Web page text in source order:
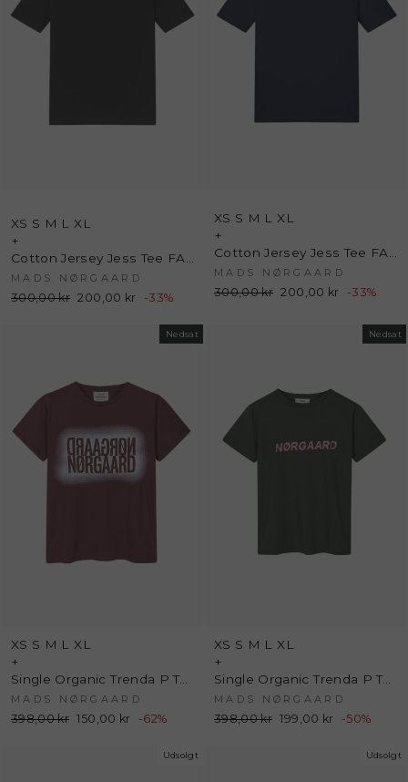
XS S M L XL
+
MADS NØRGAARD
Normalpris
300,00 kr Udsalgspris
200,00 kr -33%
XS S M L XL
+
MADS NØRGAARD
Normalpris
300,00 kr Udsalgspris
200,00 kr -33%
Nedsat
XS S M L XL
+
Single Organic Trenda P Tee - Sassafras - Mads Nørgaard
MADS NØRGAARD
Normalpris
398,00 kr Udsalgspris
150,00 kr -62%
Nedsat
XS S M L XL
+
Single Organic Trenda P Tee - Unexplored - Mads Nørgaard
MADS NØRGAARD
Normalpris
398,00 kr Udsalgspris
199,00 kr -50%
Udsolgt Udsolgt